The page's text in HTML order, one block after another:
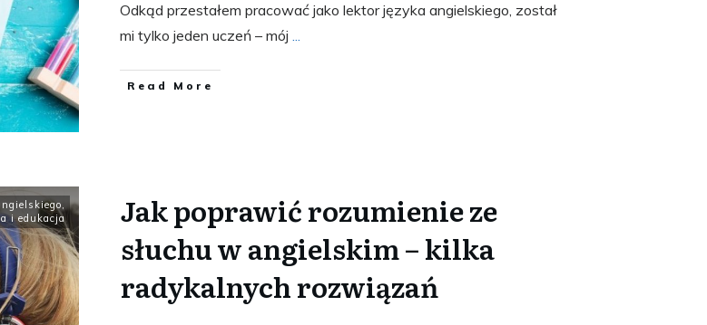
Odkąd przestałem pracować jako lektor języka angielskiego, został
mi tylko jeden uczeń – mój
​Read More
i edukacja
Jak poprawić rozumienie ze
słuchu w angielskim – kilka
radykalnych rozwiązań